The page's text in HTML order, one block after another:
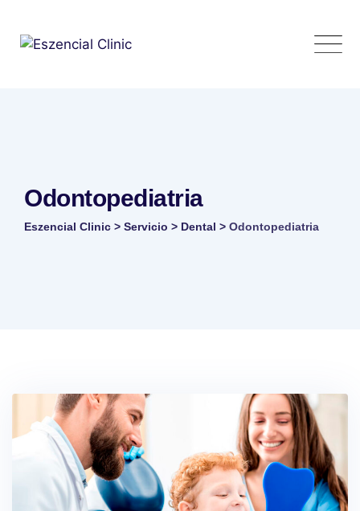
content
Odontopediatria
Eszencial Clinic > Servicio > Dental > Odontopediatria